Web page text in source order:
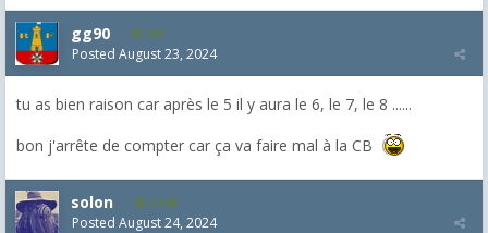
gg90 263
Posted August 23, 2024
tu as bien raison car après le 5 il y aura le 6, le 7, le 8 ......
bon j'arrête de compter car ça va faire mal à la CB
solon 1,548
Posted August 24, 2024